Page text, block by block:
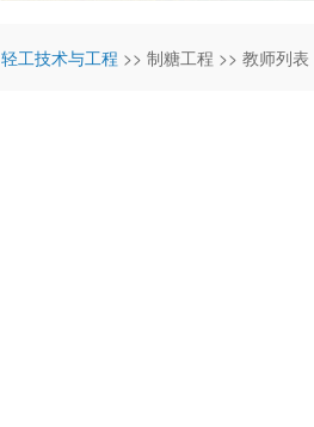
轻工技术与工程 >> 制糖工程 >> 教师列表